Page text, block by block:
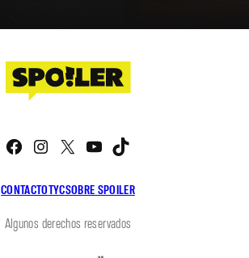
CONTACTOTYCSOBRE SPOILER
Facebook
Instagram
X YouTube
Algunos derechos reservados